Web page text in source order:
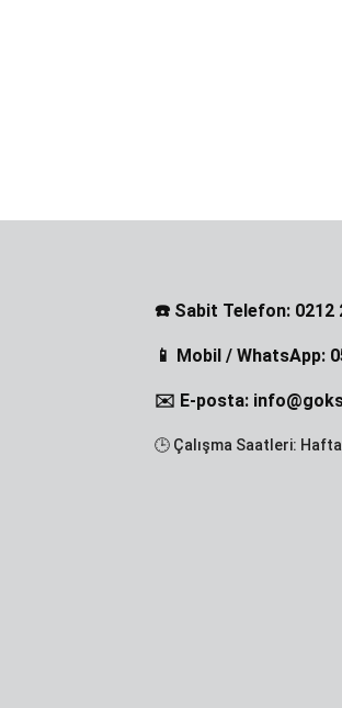
☎️ Sabit Telefon: 0212
📱 Mobil / WhatsApp:
✉️ E-posta:
🕒 Çalışma Saatleri: